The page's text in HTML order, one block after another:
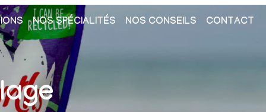
NOS SPÉCIALITÉS NOS CONSEILS CONTACT